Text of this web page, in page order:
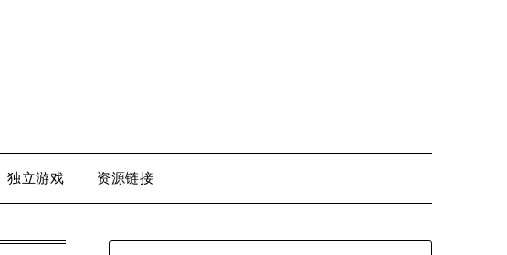
独立游戏 资源链接